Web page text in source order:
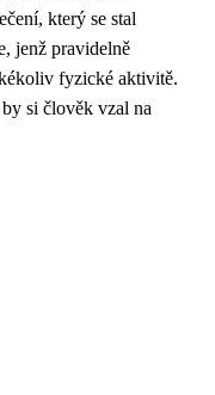
který se stal
jenž pravidelně
fyzické aktivitě.
si člověk vzal na